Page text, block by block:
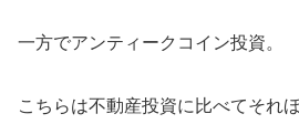
一方でアンティークコイン投資。
こちらは不動産投資に比べてそれ